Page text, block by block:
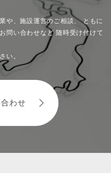
や、施設運営のご相談、ともに
問い合わせなど 随時受け付けて
い。
わせ